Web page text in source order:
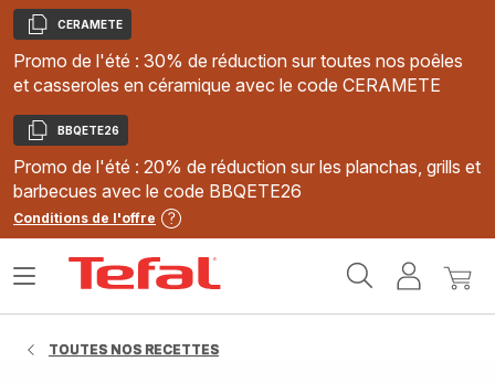
Copier
CERAMETE
Promo de l'été : 30% de réduction sur toutes nos poêles
et casseroles en céramique avec le code CERAMETE
Copier
BBQETE26
Promo de l'été : 20% de réduction sur les planchas, grills et
barbecues avec le code BBQETE26
Conditions de l'offre
MonMon
Ouvrir
TOUTES NOS RECETTES